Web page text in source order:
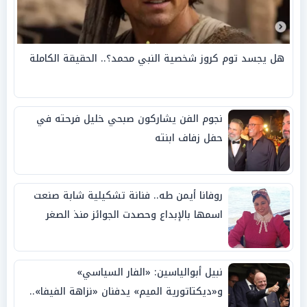
هل يجسد توم كروز شخصية النبي محمد؟.. الحقيقة الكاملة
نجوم الفن يشاركون صبحي خليل فرحته في
حفل زفاف ابنته
روفانا أيمن طه.. فنانة تشكيلية شابة صنعت
اسمها بالإبداع وحصدت الجوائز منذ الصغر
نبيل أبوالياسين: «الفار السياسي»
و«ديكتاتورية الميم» يدفنان «نزاهة الفيفا»..